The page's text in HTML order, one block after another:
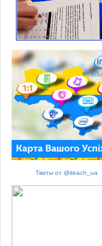
Твиты от @iteach_ua